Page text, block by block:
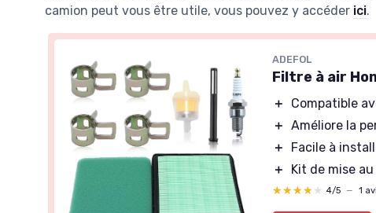
camion peut vous être utile, vous pouvez y accéder ici.
ADEFOL
Filtre à air
＋
Compatible
＋ Améliore la
＋
Facile à
＋
Kit de mise
★★★★★
★★★★★ 4/5 — 1